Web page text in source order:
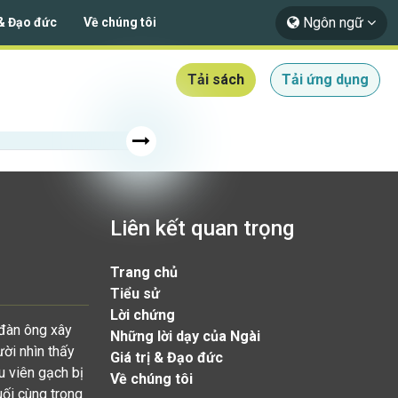
Đạo đức Về chúng tôi Ngôn ngữ
Tải sách Tải ứng dụng
ông xây
nhìn thấy
viên gạch bị
cùng trong
Liên kết quan trọng
Trang chủ
Tiểu sử
Lời chứng
Những lời dạy của Ngài
Giá trị & Đạo đức
Về chúng tôi